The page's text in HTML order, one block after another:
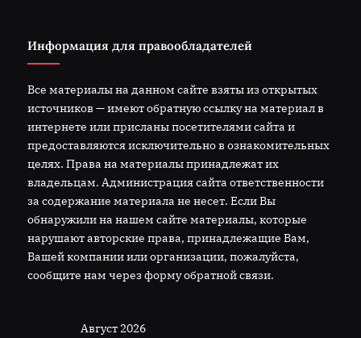
Информация для правообладателей
Все материалы на данном сайте взяты из открытых
источников — имеют обратную ссылку на материал в
интернете или присланы посетителями сайта и
предоставляются исключительно в ознакомительных
целях. Права на материалы принадлежат их
владельцам. Администрация сайта ответственности
за содержание материала не несет. Если Вы
обнаружили на нашем сайте материалы, которые
нарушают авторские права, принадлежащие Вам,
Вашей компании или организации, пожалуйста,
сообщите нам через форму обратной связи.
Август 2026